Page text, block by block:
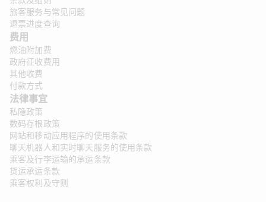
旅客服务与常见问题
退票进度查询
费用
燃油附加费
政府征收费用
其他收费
付款方式
法律事宜
私隐政策
数码存根政策
网站和移动应用程序的使用条款
聊天机器人和实时聊天服务的使用条款
乘客及行李运输的承运条款
货运承运条款
乘客权利及守则